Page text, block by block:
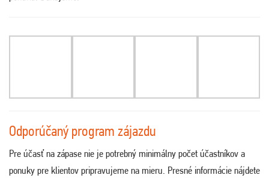
Odporúčaný program zájazdu
Pre účasť na zápase nie je potrebný minimálny počet účastníkov a
ponuky pre klientov pripravujeme na mieru. Presné informácie nájdete